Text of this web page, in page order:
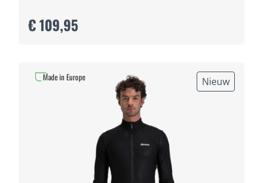
€ 109,95
Nieuw
Made in Europe